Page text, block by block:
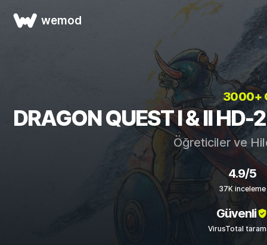
wemod
3000+
DRAGON QUEST I & II
Öğreticiler ve
4.9/5
37K inceleme
Güvenli
VirusTotal